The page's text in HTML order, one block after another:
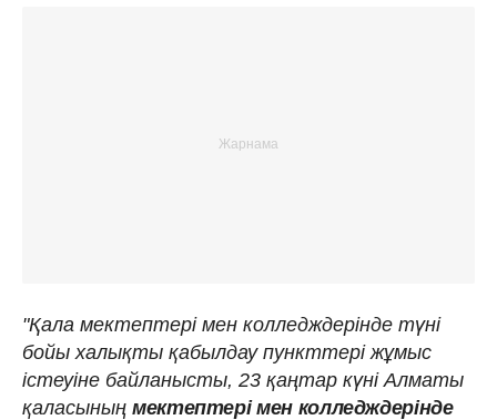
"Қала мектептері мен колледждерінде түні
бойы халықты қабылдау пункттері жұмыс
істеуіне байланысты, 23 қаңтар күні Алматы
қаласының мектептері мен колледждерінде